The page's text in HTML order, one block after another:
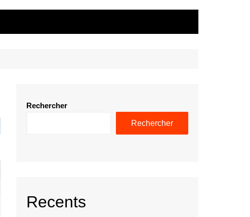
Rechercher
Rechercher
Recents